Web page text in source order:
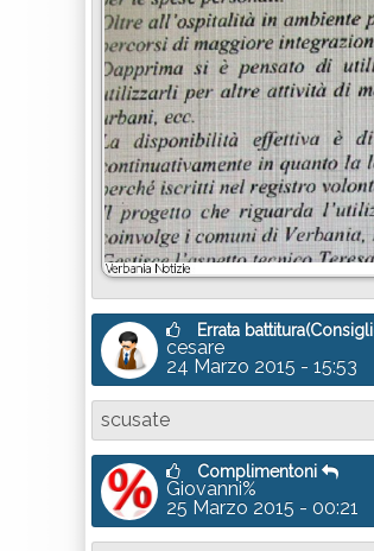
Errata
cesare
24 Marzo 2015 - 15:53
scusate
Complimentoni
Giovanni%
25 Marzo 2015 - 00:21